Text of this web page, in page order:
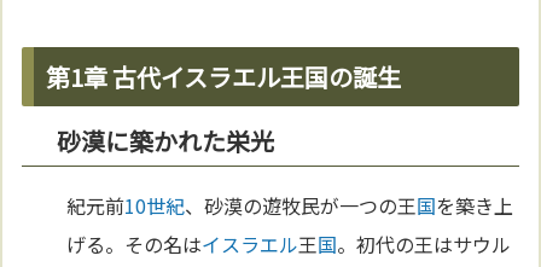
第1章 古代イスラエル王国の誕生
砂漠に築かれた栄光
紀元前10世紀、砂漠の遊牧民が一つの王国を築き上
げる。その名はイスラエル王国。初代の王はサウル